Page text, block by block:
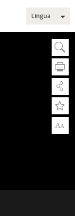
A
Lingua